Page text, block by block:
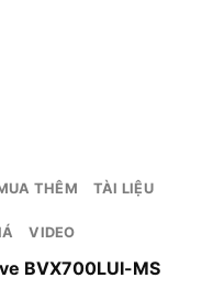
THÊM TÀI LIỆU
VIDEO
BVX700LUI-MS